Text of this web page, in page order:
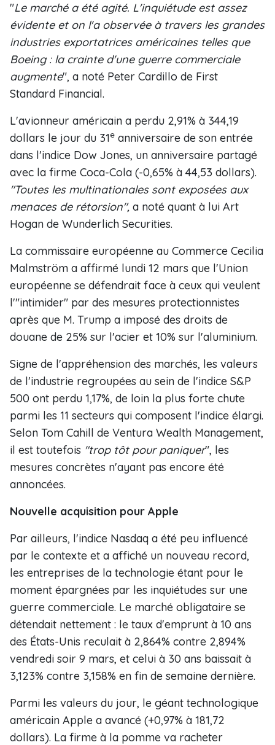
"Le marché a été agité. L'inquiétude est assez
évidente et on l'a observée à travers les grandes
industries exportatrices américaines telles que
Boeing : la crainte d'une guerre commerciale
augmente", a noté Peter Cardillo de First
Standard Financial.
L'avionneur américain a perdu 2,91% à 344,19
dollars le jour du 31e anniversaire de son entrée
dans l'indice Dow Jones, un anniversaire partagé
avec la firme Coca-Cola (-0,65% à 44,53 dollars).
"Toutes les multinationales sont exposées aux
menaces de rétorsion", a noté quant à lui Art
Hogan de Wunderlich Securities.
La commissaire européenne au Commerce Cecilia
Malmström a affirmé lundi 12 mars que l'Union
européenne se défendrait face à ceux qui veulent
l'"intimider" par des mesures protectionnistes
après que M. Trump a imposé des droits de
douane de 25% sur l'acier et 10% sur l'aluminium.
Signe de l'appréhension des marchés, les valeurs
de l'industrie regroupées au sein de l'indice S&P
500 ont perdu 1,17%, de loin la plus forte chute
parmi les 11 secteurs qui composent l'indice élargi.
Selon Tom Cahill de Ventura Wealth Management,
il est toutefois "trop tôt pour paniquer", les
mesures concrètes n'ayant pas encore été
annoncées.
Nouvelle acquisition pour Apple
Par ailleurs, l'indice Nasdaq a été peu influencé
par le contexte et a affiché un nouveau record,
les entreprises de la technologie étant pour le
moment épargnées par les inquiétudes sur une
guerre commerciale. Le marché obligataire se
détendait nettement : le taux d'emprunt à 10 ans
des États-Unis reculait à 2,864% contre 2,894%
vendredi soir 9 mars, et celui à 30 ans baissait à
3,123% contre 3,158% en fin de semaine dernière.
Parmi les valeurs du jour, le géant technologique
américain Apple a avancé (+0,97% à 181,72
dollars). La firme à la pomme va racheter